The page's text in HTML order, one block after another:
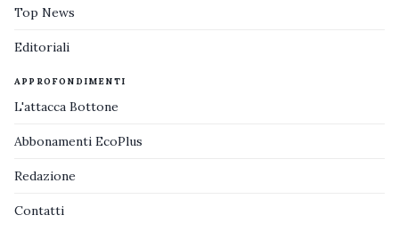
Top News
Editoriali
APPROFONDIMENTI
L'attacca Bottone
Abbonamenti EcoPlus
Redazione
Contatti